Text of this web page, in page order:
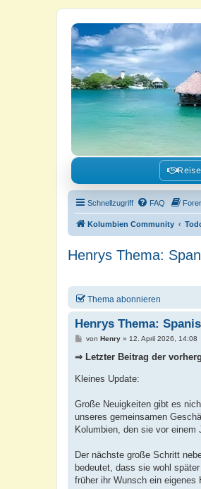
Kolumbienforum -
Reisen, Auswandern, Kultur, Politik,
Schnellzugriff FAQ
Kolumbien Community
Henrys Thema:
Thema abonnieren
Henrys Thema:
B
a
von Henry» 12. April 2026, 14:08
⇒ Letzter Beitrag der
Kleines Update:
Große Neuigkeiten gibt es
unseres gemeinsamen
Kolumbien, den sie vor
Der nächste große Schritt
bedeutet, dass sie wohl
früher ihr Wunsch ein